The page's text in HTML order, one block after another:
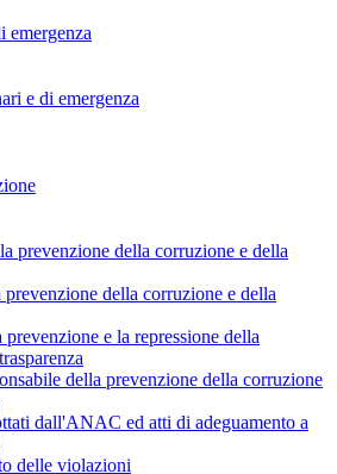
emergenza
e di emergenza
prevenzione della corruzione e della
prevenzione della corruzione e della
e la repressione della
della prevenzione della corruzione
dall'ANAC ed atti di adeguamento a
delle violazioni